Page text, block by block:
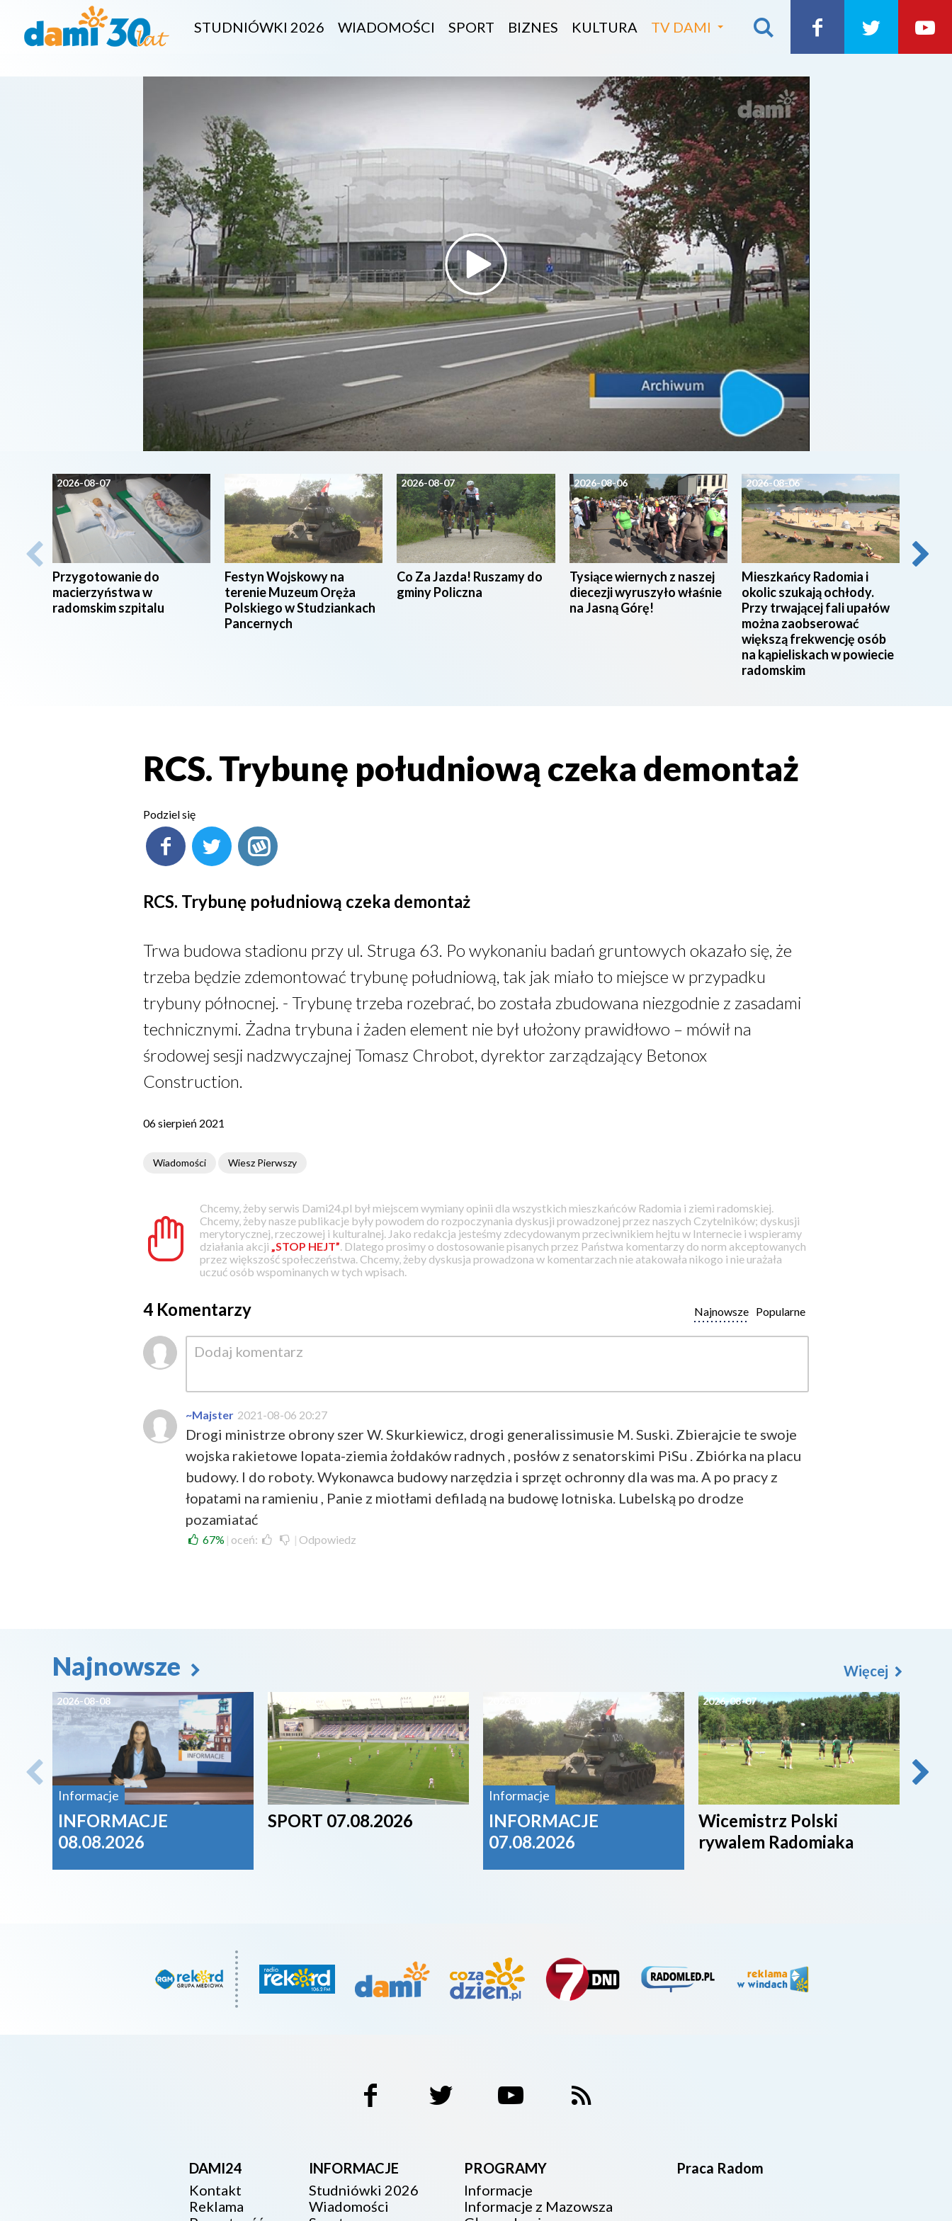
STUDNIÓWKI 2026 WIADOMOŚCI SPORT BIZNES KULTURA TV DAMI
2026-08-07
Przygotowanie do
macierzyństwa w
radomskim szpitalu
Festyn Wojskowy na
terenie Muzeum Oręża
Polskiego w Studziankach
Pancernych
2026-08-07
Co Za Jazda! Ruszamy do
gminy Policzna
2026-08-06
Tysiące wiernych z naszej
diecezji wyruszyło właśnie
na Jasną Górę!
2026-08-06
Mieszkańcy Radomia i
okolic szukają ochłody.
Przy trwającej fali upałów
można zaobserować
większą frekwencję osób
na kąpieliskach w powiecie
radomskim
RCS. Trybunę południową czeka demontaż
Podziel się
RCS. Trybunę południową czeka demontaż
Trwa budowa stadionu przy ul. Struga 63. Po wykonaniu badań gruntowych okazało się, że
trzeba będzie zdemontować trybunę południową, tak jak miało to miejsce w przypadku
trybuny północnej. - Trybunę trzeba rozebrać, bo została zbudowana niezgodnie z zasadami
technicznymi. Żadna trybuna i żaden element nie był ułożony prawidłowo – mówił na
środowej sesji nadzwyczajnej Tomasz Chrobot, dyrektor zarządzający Betonox
Construction.
06 sierpień 2021
Wiadomości Wiesz Pierwszy
Chcemy, żeby serwis Dami24.pl był miejscem wymiany opinii dla wszystkich mieszkańców Radomia i ziemi radomskiej.
Chcemy, żeby nasze publikacje były powodem do rozpoczynania dyskusji prowadzonej przez naszych Czytelników; dyskusji
merytorycznej, rzeczowej i kulturalnej. Jako redakcja jesteśmy zdecydowanym przeciwnikiem hejtu w Internecie i wspieramy
działania akcji „STOP HEJT” . Dlatego prosimy o dostosowanie pisanych przez Państwa komentarzy do norm akceptowanych
przez większość społeczeństwa. Chcemy, żeby dyskusja prowadzona w komentarzach nie atakowała nikogo i nie urażała
uczuć osób wspominanych w tych wpisach.
4 Komentarzy Popularne
Najnowsze
~Majster 2021-08-06 20:27
Drogi ministrze obrony szer W. Skurkiewicz, drogi generalissimusie M. Suski. Zbierajcie te swoje
wojska rakietowe lopata-ziemia żołdaków radnych , posłów z senatorskimi PiSu . Zbiórka na placu
budowy. I do roboty. Wykonawca budowy narzędzia i sprzęt ochronny dla was ma. A po pracy z
łopatami na ramieniu , Panie z miotłami defiladą na budowę lotniska. Lubelską po drodze
pozamiatać
67% | oceń: | Odpowiedz
Najnowsze
2026-08-08
Informacje
INFORMACJE
08.08.2026
2026-08-07
SPORT 07.08.2026
Informacje
INFORMACJE
07.08.2026
2026-08-07
Wicemistrz Polski
rywalem Radomiaka
Więcej
DAMI24
Kontakt
Reklama
INFORMACJE
Studniówki 2026
Wiadomości
PROGRAMY
Informacje
Informacje z Mazowsza
Praca Radom